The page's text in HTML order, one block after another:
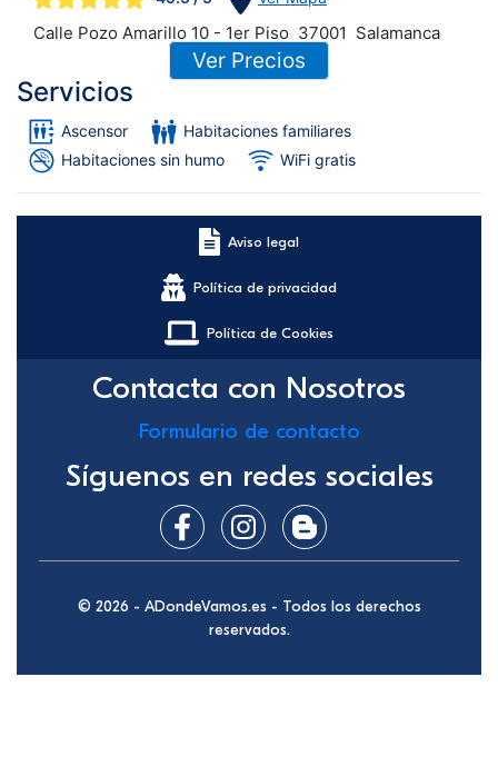
Calle Pozo Amarillo 10 - 1er Piso 37001 Salamanca
Ver Precios
Servicios
Ascensor
Habitaciones familiares
Habitaciones sin humo
WiFi gratis
Aviso legal
Política de privacidad
Política de Cookies
Contacta con Nosotros
Formulario de contacto
Síguenos en redes sociales
© 2026 - ADondeVamos.es - Todos los derechos
reservados.